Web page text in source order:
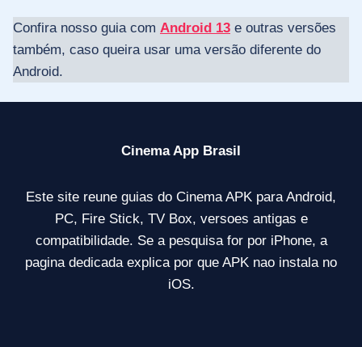
Confira nosso guia com Android 13 e outras versões
também, caso queira usar uma versão diferente do
Android.
Cinema App Brasil
Este site reune guias do Cinema APK para Android,
PC, Fire Stick, TV Box, versoes antigas e
compatibilidade. Se a pesquisa for por iPhone, a
pagina dedicada explica por que APK nao instala no
iOS.